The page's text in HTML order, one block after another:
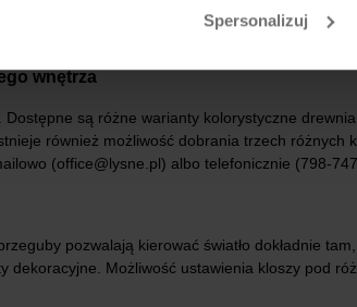
Spersonalizuj
Lampa współpracuje ze źródłami światła o
wnętrza
są różne warianty kolorystyczne
również możliwość dobrania trzech
(office@lysne.pl) albo telefonicznie (798-
pozwalają kierować światło dokładnie
dekoracyjne. Możliwość ustawienia kloszy pod